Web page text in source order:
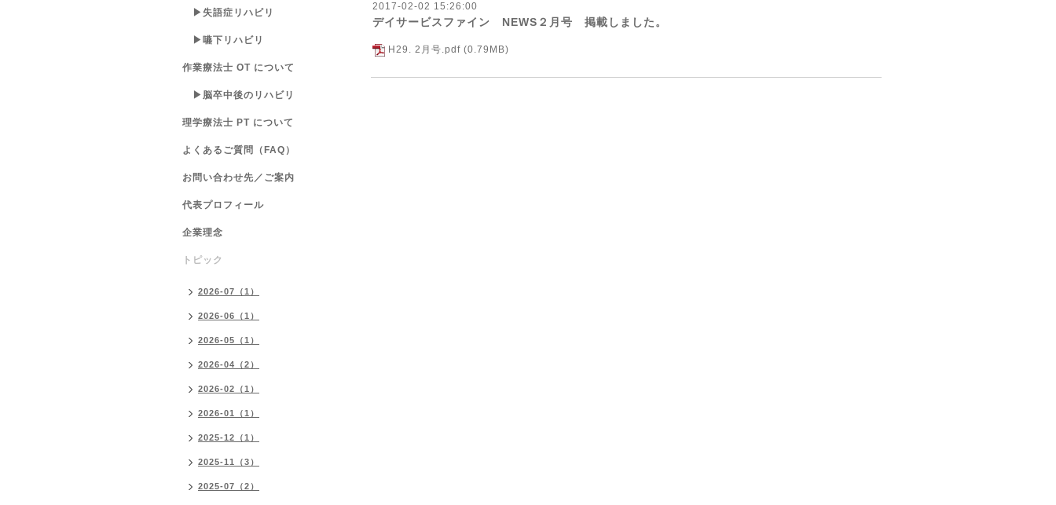
2017-02-02 15:26:00
デイサービスファイン NEWS２月号 掲載しました。
H29. 2月号.pdf (0.79MB)
▶失語症リハビリ
▶嚥下リハビリ
作業療法士 OT について
▶脳卒中後のリハビリ
理学療法士 PT について
よくあるご質問（FAQ）
お問い合わせ先／ご案内
代表プロフィール
企業理念
トピック
2026-07（1）
2026-06（1）
2026-05（1）
2026-04（2）
2026-02（1）
2026-01（1）
2025-12（1）
2025-11（3）
2025-07（2）